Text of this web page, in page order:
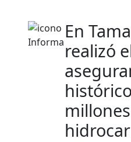
En
realizó